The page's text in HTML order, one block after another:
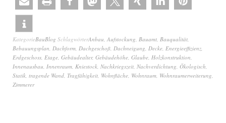
KategorieBauBlog SchlagwörterAnbau, Aufstockung, Bauamt, Bauqualität,
Bebauungsplan, Dachform, Dachgeschoß, Dachneigung, Decke, Energieeffizienz,
Erdgeschoss, Etage, Gebäudealter, Gebäudehöhe, Glaube, Holzkonstruktion,
Innenausbau, Innenraum, Kniestock, Nachkriegszeit, Nachverdichtung, Ökologisch,
Statik, tragende Wand, Tragfähigkeit, Wohnfläche, Wohnraum, Wohnraumerweiterung,
Zimmerer